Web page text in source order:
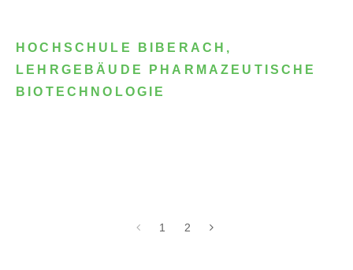
HOCHSCHULE BIBERACH,
LEHRGEBÄUDE PHARMAZEUTISCHE
BIOTECHNOLOGIE
1 2